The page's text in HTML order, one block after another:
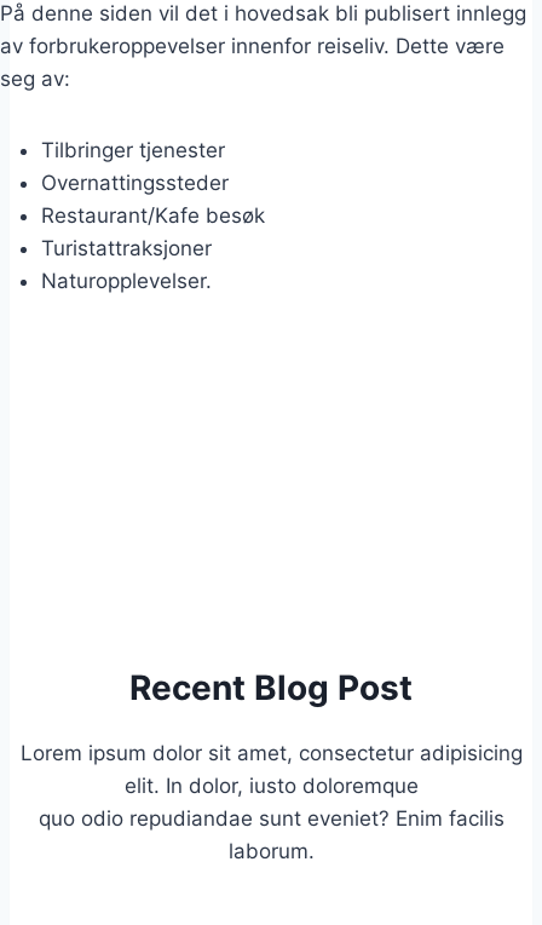
På denne siden vil det i hovedsak bli publisert innlegg
av forbrukeroppevelser innenfor reiseliv. Dette være
seg av:
Tilbringer tjenester
Overnattingssteder
Restaurant/Kafe besøk
Turistattraksjoner
Naturopplevelser.
Recent Blog Post
Lorem ipsum dolor sit amet, consectetur adipisicing
elit. In dolor, iusto doloremque
quo odio repudiandae sunt eveniet? Enim facilis
laborum.